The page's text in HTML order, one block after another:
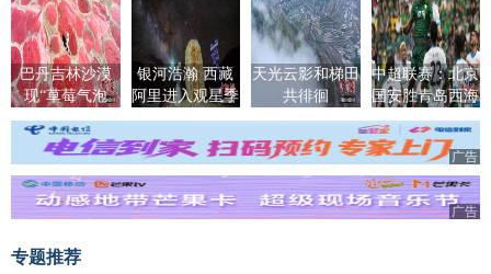
巴丹吉林沙漠
现“草莓气泡
水”湖泊
银河浩瀚 西藏
阿里进入观星季
天光云影和梯田
共徘徊
中超联赛：北京
国安胜青岛西海
岸
广告
广告
专题推荐